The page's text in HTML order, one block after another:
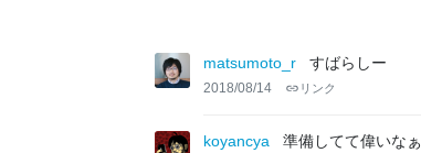
matsumoto_r すばらしー
2018/08/14 リンク
koyancya 準備してて偉いなぁ